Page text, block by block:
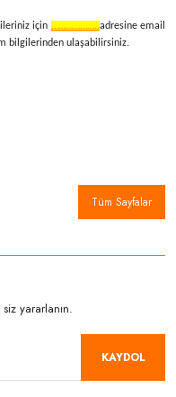
için ………………..adresine email
bilgilerinden ulaşabilirsiniz.
Tüm Sayfalar
yararlanın.
KAYDOL